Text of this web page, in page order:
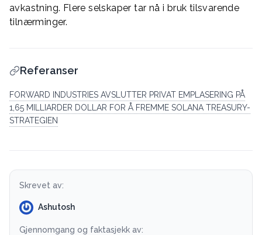
avkastning. Flere selskaper tar nå i bruk tilsvarende
tilnærminger.
Referanser
FORWARD INDUSTRIES AVSLUTTER PRIVAT EMPLASERING PÅ
1,65 MILLIARDER DOLLAR FOR Å FREMME SOLANA TREASURY-
STRATEGIEN
Skrevet av:
Ashutosh
Gjennomgang og faktasjekk av: